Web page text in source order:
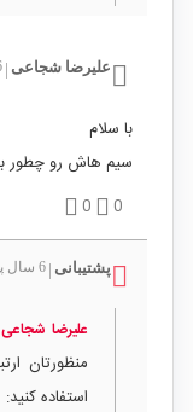
علیرضا شجاعی |
6
با سلام
سیم هاش رو چطور
0
0
پشتیبانی | 6 سال پیش
علیرضا شجاعی
منظورتان
استفاده کنید: